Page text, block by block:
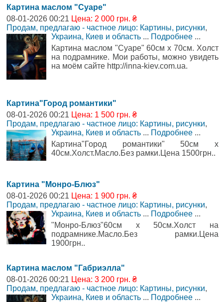
Картина маслом "Суаре"
08-01-2026 00:21 Цена: 2 000 грн. ₴
Продам, предлагаю - частное лицо: Картины, рисунки,
Украина, Киев и область ... Подробнее ...
Картина маслом "Суаре" 60см х 70см. Холст
на подрамнике. Мои работы, можно увидеть
на моём сайте http://inna-kiev.com.ua.
Картина"Город романтики"
08-01-2026 00:21 Цена: 1 500 грн. ₴
Продам, предлагаю - частное лицо: Картины, рисунки,
Украина, Киев и область ... Подробнее ...
Картина"Город романтики" 50см х
40см.Холст.Масло.Без рамки.Цена 1500грн..
Картина "Монро-Блюз"
08-01-2026 00:21 Цена: 1 900 грн. ₴
Продам, предлагаю - частное лицо: Картины, рисунки,
Украина, Киев и область ... Подробнее ...
"Монро-Блюз"60см х 50см.Холст на
подрамнике.Масло.Без рамки.Цена
1900грн..
Картина маслом "Габриэлла"
08-01-2026 00:21 Цена: 3 200 грн. ₴
Продам, предлагаю - частное лицо: Картины, рисунки,
Украина, Киев и область ... Подробнее ...